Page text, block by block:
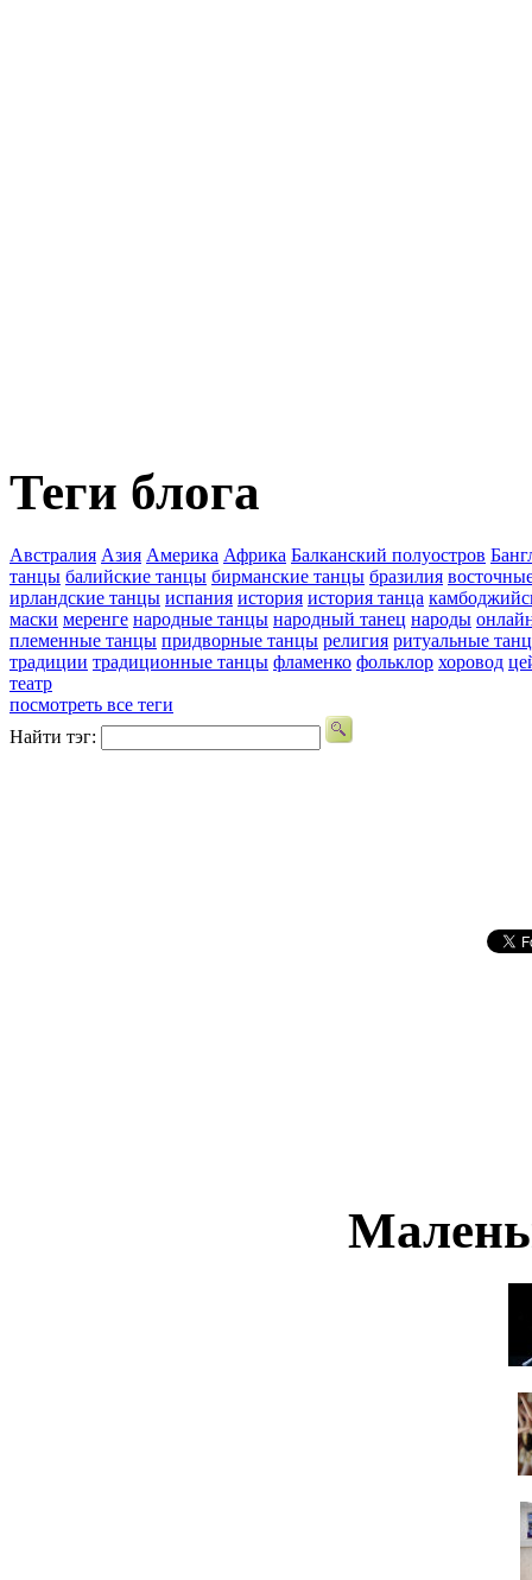
Теги блога
Австралия Азия Америка Африка Балканский полуостров
танцы балийские танцы бирманские танцы бразилия
ирландские танцы испания история история танца
маски меренге народные танцы народный танец народы
племенные танцы придворные танцы религия ритуальные
традиции традиционные танцы фламенко фольклор хоровод
театр
посмотреть все теги
Найти тэг: